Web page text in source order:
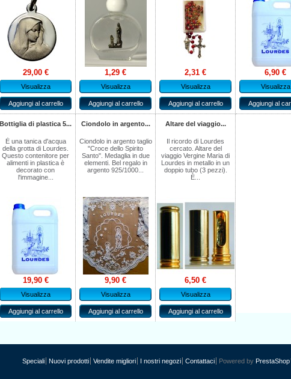
29,00 €
Visualizza
Aggiungi al carrello
1,29 €
Visualizza
Aggiungi al carrello
2,31 €
Visualizza
Aggiungi al carrello
6,90 €
Visualizza
Aggiungi al
Bottiglia di plastica 5...
È una tanica d'acqua
della grotta di Lourdes.
Questo contenitore per
alimenti in plastica è
decorato con
l'immagine...
19,90 €
Visualizza
Aggiungi al carrello
Ciondolo in argento...
Ciondolo in argento taglio
"Croce dello Spirito
Santo". Medaglia in due
elementi. Bel regalo in
argento 925/1000...
9,90 €
Visualizza
Aggiungi al carrello
Altare del viaggio...
Il ricordo di Lourdes
cercato. Altare del
viaggio Vergine Maria di
Lourdes in metallo in un
doppio tubo (3 pezzi).
È...
6,50 €
Visualizza
Aggiungi al carrello
Speciali Nuovi prodotti Vendite migliori I nostri negozi Contattaci Powered by PrestaShop